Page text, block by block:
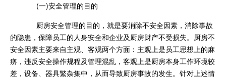
(一)安全管理的目的
厨房安全管理的目的，就是要消除不安全因素，消除事故
的隐患，保障员工的人身安全和企业及厨房财产不受损失。厨房不
安全因素主要来自主观、客观两个方面：主观上是员工思想上的麻
痹，违反安全操作规程及管理混乱，客观上是厨房本身工作环境较
差，设备、器具繁杂集中，从而导致厨房事故的发生。针对上述情